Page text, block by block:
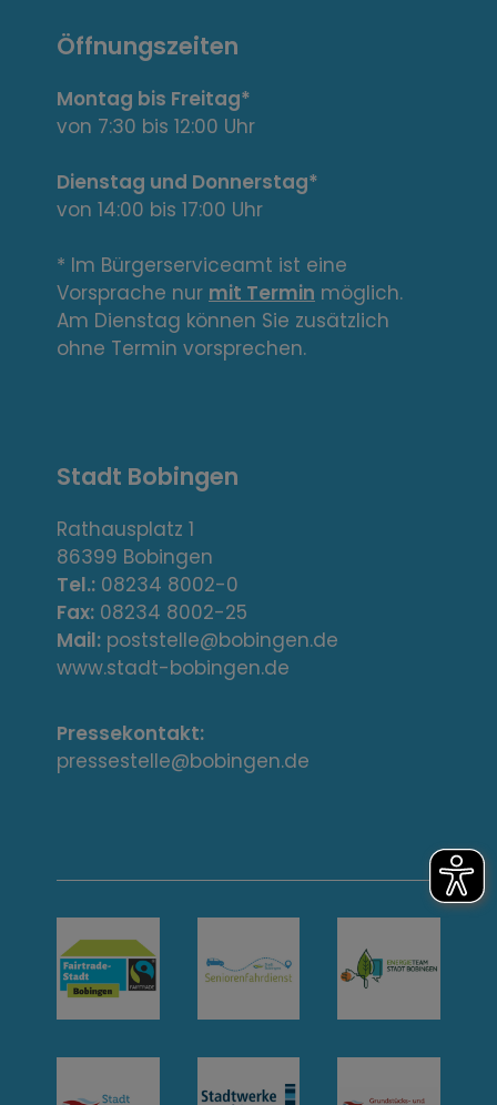
n
t
e
L
i
n
k
s
A
d
r
e
s
s
e
/
n
t
a
k
t
Öffnungszeiten
Montag bis Freitag*
von 7:30 bis 12:00 Uhr
Dienstag und Donnerstag*
von 14:00 bis 17:00 Uhr
* Im Bürgerserviceamt ist eine
Vorsprache nur mit Termin möglich.
Am Dienstag können Sie zusätzlich
ohne Termin vorsprechen.
Stadt Bobingen
Rathausplatz 1
86399 Bobingen
Tel.: 08234 8002-0
Fax: 08234 8002-25
Mail: poststelle@bobingen.de
www.stadt-bobingen.de
Pressekontakt:
pressestelle@bobingen.de